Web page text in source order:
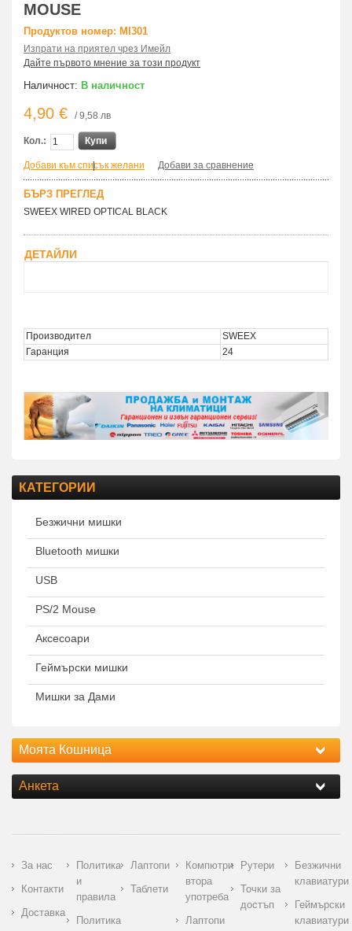
MOUSE
Продуктов номер: MI301
Изпрати на приятел чрез Имейл
Дайте първото мнение за този продукт
Наличност: В наличност
4,90 € / 9,58 лв
Кол.: Купи
Добави към списък желани
| Добави за сравнение
БЪРЗ ПРЕГЛЕД
SWEEX WIRED OPTICAL BLACK
ДЕТАЙЛИ
Производител
SWEEX
Гаранция
24
КАТЕГОРИИ
Безжични мишки
Bluetooth мишки
USB
PS/2 Mouse
Аксесоари
Геймърски мишки
Мишки за Дами
Моята Кошница
Анкета
За нас
Контакти
Доставка
Политика
и
правила
Политика
Лаптопи
Таблети
Компютри
втора
употреба
Лаптопи
Рутери
Точки за
достъп
Безжични
клавиатури
Геймърски
клавиатури